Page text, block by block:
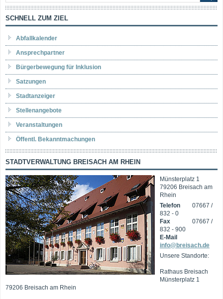
SCHNELL ZUM ZIEL
Abfallkalender
Ansprechpartner
Bürgerbewegung für Inklusion
Satzungen
Stadtanzeiger
Stellenangebote
Veranstaltungen
Öffentl. Bekanntmachungen
STADTVERWALTUNG BREISACH AM RHEIN
Münsterplatz 1
79206 Breisach am
Rhein
Telefon
07667 /
832 - 0
Fax
07667 /
832 - 900
E-Mail
info@breisach.de
Unsere Standorte:
Rathaus Breisach
Münsterplatz 1
79206 Breisach am Rhein